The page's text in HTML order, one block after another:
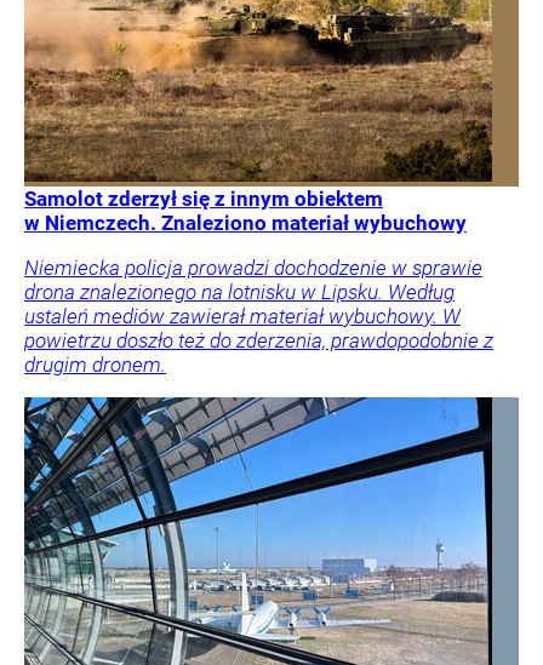
Samolot zderzył się z innym obiektem
w Niemczech. Znaleziono materiał wybuchowy
Niemiecka policja prowadzi dochodzenie w sprawie
drona znalezionego na lotnisku w Lipsku. Według
ustaleń mediów zawierał materiał wybuchowy. W
powietrzu doszło też do zderzenia, prawdopodobnie z
drugim dronem.